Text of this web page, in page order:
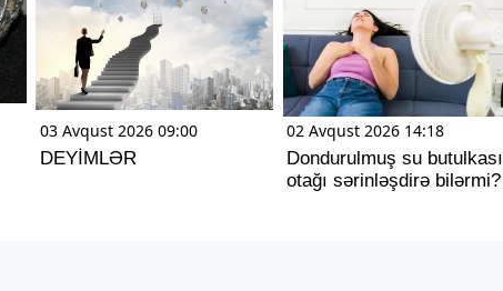
03 Avqust 2026 09:00
DEYİMLƏR
02 Avqust 2026 14:18
Dondurulmuş su butulkası
otağı sərinləşdirə bilərmi?